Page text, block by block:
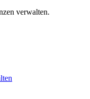
verwalten.